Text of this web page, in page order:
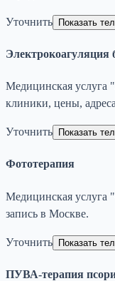
Уточнить Показать
Электрокоагуляция
Медицинская услуга
клиники, цены,
Уточнить Показать
Фототерапия
Медицинская услуга
запись в Москве.
Уточнить Показать
ПУВА-терапия